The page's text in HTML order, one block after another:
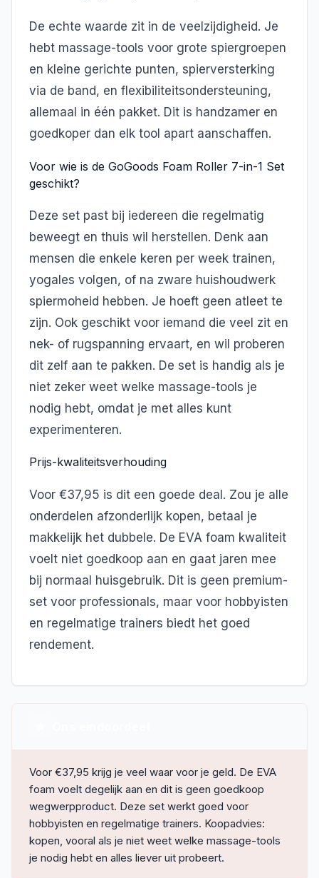
De echte waarde zit in de veelzijdigheid. Je
hebt massage-tools voor grote spiergroepen
en kleine gerichte punten, spierversterking
via de band, en flexibiliteitsondersteuning,
allemaal in één pakket. Dit is handzamer en
goedkoper dan elk tool apart aanschaffen.
Voor wie is de GoGoods Foam Roller 7-in-1 Set
geschikt?
Deze set past bij iedereen die regelmatig
beweegt en thuis wil herstellen. Denk aan
mensen die enkele keren per week trainen,
yogales volgen, of na zware huishoudwerk
spiermoheid hebben. Je hoeft geen atleet te
zijn. Ook geschikt voor iemand die veel zit en
nek- of rugspanning ervaart, en wil proberen
dit zelf aan te pakken. De set is handig als je
niet zeker weet welke massage-tools je
nodig hebt, omdat je met alles kunt
experimenteren.
Prijs-kwaliteitsverhouding
Voor €37,95 is dit een goede deal. Zou je alle
onderdelen afzonderlijk kopen, betaal je
makkelijk het dubbele. De EVA foam kwaliteit
voelt niet goedkoop aan en gaat jaren mee
bij normaal huisgebruik. Dit is geen premium-
set voor professionals, maar voor hobbyisten
en regelmatige trainers biedt het goed
rendement.
Voor €37,95 krijg je veel waar voor je geld. De EVA
foam voelt degelijk aan en dit is geen goedkoop
wegwerpproduct. Deze set werkt goed voor
hobbyisten en regelmatige trainers. Koopadvies:
kopen, vooral als je niet weet welke massage-tools
je nodig hebt en alles liever uit probeert.